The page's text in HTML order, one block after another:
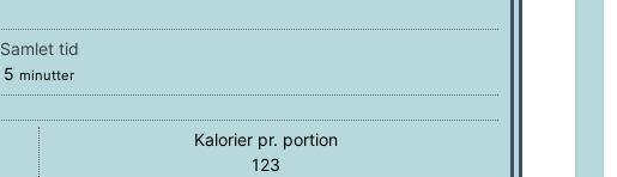
Samlet tid
5 minutter
minutter
Kalorier pr. portion
123